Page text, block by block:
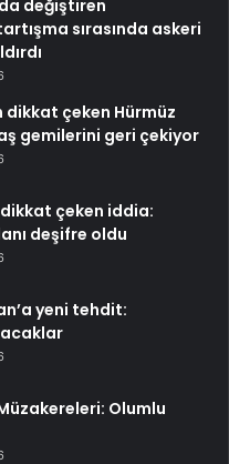
değiştiren
sırasında askeri
dikkat çeken Hürmüz
gemilerini geri çekiyor
çeken iddia:
deşifre oldu
yeni tehdit:
Olumlu